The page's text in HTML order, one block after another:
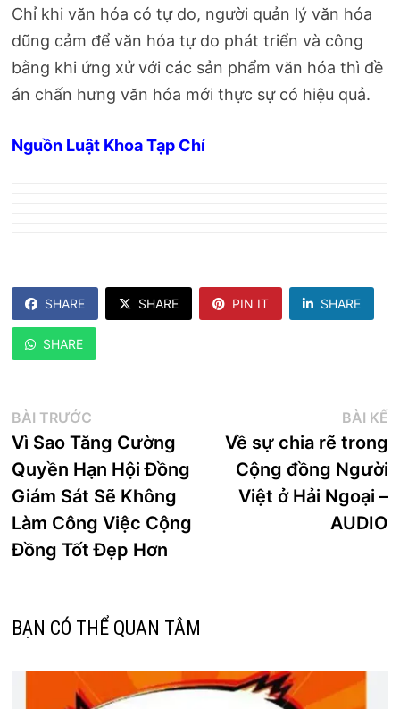
Chỉ khi văn hóa có tự do, người quản lý văn hóa
dũng cảm để văn hóa tự do phát triển và công
bằng khi ứng xử với các sản phẩm văn hóa thì đề
án chấn hưng văn hóa mới thực sự có hiệu quả.
Nguồn Luật Khoa Tạp Chí
SHARE SHARE PIN IT SHARE
SHARE
Điều
hướng
bài
viết
BÀI TRƯỚC
trước:
Vì Sao Tăng Cường
Quyền Hạn Hội Đồng
Giám Sát Sẽ Không
Làm Công Việc Cộng
Đồng Tốt Đẹp Hơn
BÀI KẾ
Về sự chia rẽ trong
Cộng đồng Người
Việt ở Hải Ngoại –
AUDIO
BẠN CÓ THỂ QUAN TÂM